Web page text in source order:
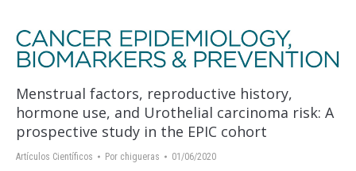
Menstrual factors, reproductive history,
hormone use, and Urothelial carcinoma risk: A
prospective study in the EPIC cohort
Artículos Científicos Por chigueras 01/06/2020